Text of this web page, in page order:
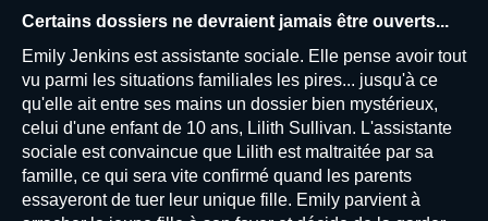
Certains dossiers ne devraient jamais être ouverts...
Emily Jenkins est assistante sociale. Elle pense avoir tout
vu parmi les situations familiales les pires... jusqu'à ce
qu'elle ait entre ses mains un dossier bien mystérieux,
celui d'une enfant de 10 ans, Lilith Sullivan. L'assistante
sociale est convaincue que Lilith est maltraitée par sa
famille, ce qui sera vite confirmé quand les parents
essayeront de tuer leur unique fille. Emily parvient à